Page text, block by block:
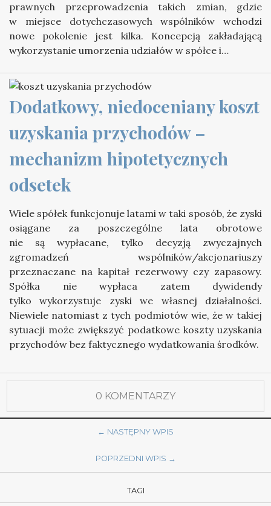
prawnych przeprowadzenia takich zmian, gdzie
w miejsce dotychczasowych wspólników wchodzi
nowe pokolenie jest kilka. Koncepcją zakładającą
wykorzystanie umorzenia udziałów w spółce i…
Dodatkowy, niedoceniany koszt
uzyskania przychodów –
mechanizm hipotetycznych
odsetek
Wiele spółek funkcjonuje latami w taki sposób, że zyski
osiągane za poszczególne lata obrotowe
nie są wypłacane, tylko decyzją zwyczajnych
zgromadzeń wspólników/akcjonariuszy
przeznaczane na kapitał rezerwowy czy zapasowy.
Spółka nie wypłaca zatem dywidendy
tylko wykorzystuje zyski we własnej działalności.
Niewiele natomiast z tych podmiotów wie, że w takiej
sytuacji może zwiększyć podatkowe koszty uzyskania
przychodów bez faktycznego wydatkowania środków.
0 KOMENTARZY
← NASTĘPNY WPIS
POPRZEDNI WPIS →
TAGI